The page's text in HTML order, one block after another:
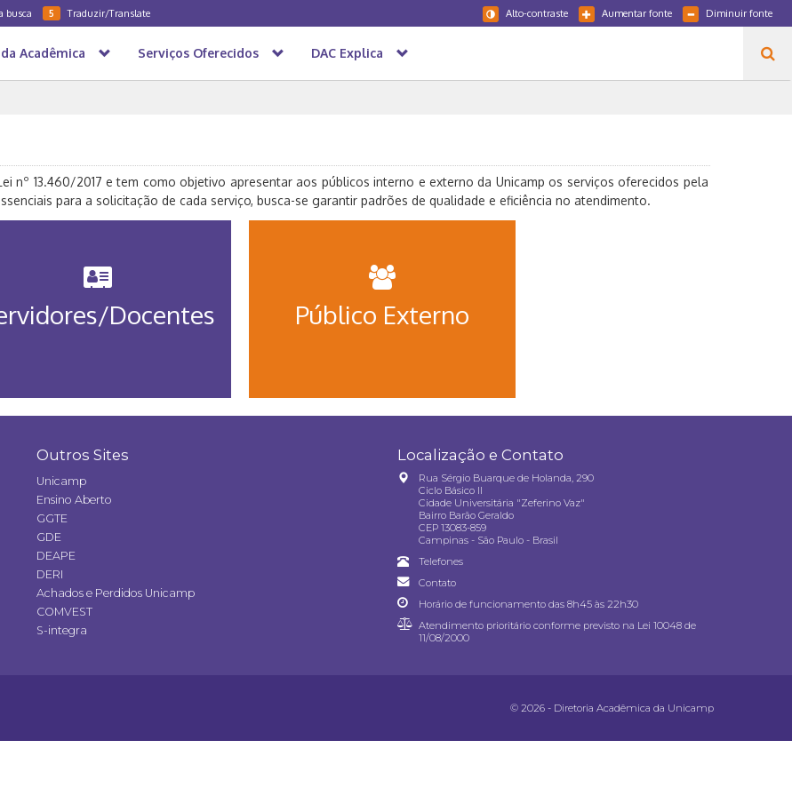
busca 5 Traduzir/Translate Diminuir fonte
Aumentar fonte
Alto-contraste
Acadêmica Serviços Oferecidos DAC Explica
nº 13.460/2017 e tem como objetivo apresentar aos públicos interno e externo da Unicamp os serviços oferecidos pela
para a solicitação de cada serviço, busca-se garantir padrões de qualidade e eficiência no atendimento.
Docentes Público Externo
Outros Sites
Unicamp
Ensino Aberto
GGTE
GDE
DEAPE
DERI
Achados e Perdidos Unicamp
COMVEST
S-integra
Localização e Contato
Rua Sérgio Buarque de Holanda, 290
Ciclo Básico II
Cidade Universitária "Zeferino Vaz"
Bairro Barão Geraldo
CEP 13083-859
Campinas - São Paulo - Brasil
Telefones
Contato
Horário de funcionamento das 8h45 às 22h30
Atendimento prioritário conforme previsto na Lei 10048 de
11/08/2000
© 2026 - Diretoria Acadêmica da Unicamp